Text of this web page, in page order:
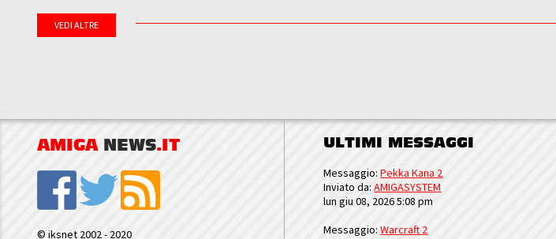
VEDI ALTRE
AMIGA NEWS.IT
© iksnet 2002 - 2020
ULTIMI MESSAGGI
Messaggio:Pekka Kana 2
Inviato da:AMIGASYSTEM
lun giu 08, 2026 5:08 pm
Messaggio:Warcraft 2